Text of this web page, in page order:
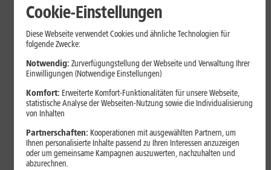
Internet zuhause
Browser-Erweiterungen sicher
nutzen: So erkennst Du
vertrauenswürdige Add-ons
Browser-Erweiterungen können praktisch sein, greifen aber je
nach Berechtigung tief in Deine Browserdaten ein. Der Beitrag
zeigt Dir, wie Du Add-ons vor der Installation prüfst und riskante
Erweiterungen erkennst.
Cookie-Einstellungen
Diese Webseite verwendet Cookies und ähnliche Technologien für
folgende Zwecke:
Notwendig: Zurverfügungstellung der Webseite und Verwaltung Ihrer
Einwilligungen (Notwendige Einstellungen)
Komfort: Erweiterte Komfort-Funktionalitäten für unsere Webseite,
statistische Analyse der Webseiten-Nutzung sowie die Individualisierung
von Inhalten
Partnerschaften: Kooperationen mit ausgewählten Partnern, um
Ihnen personalisierte Inhalte passend zu Ihren Interessen anzuzeigen
oder um gemeinsame Kampagnen auszuwerten, nachzuhalten und
abzurechnen.